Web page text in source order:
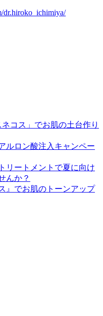
dr.hiroko_ichimiya/
コス」でお肌の土台作り
ルロン酸注入キャンペー
リートメントで夏に向け
んか？
』でお肌のトーンアップ